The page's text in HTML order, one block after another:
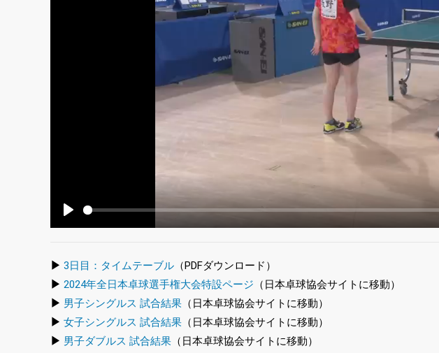
Play
▶ 3日目：タイムテーブル （PDFダウンロード）
▶ 2024年全日本卓球選手権大会特設ページ （日本卓球協会サイトに移動）
▶ 男子シングルス 試合結果 （日本卓球協会サイトに移動）
▶ 女子シングルス 試合結果 （日本卓球協会サイトに移動）
▶ 男子ダブルス 試合結果 （日本卓球協会サイトに移動）